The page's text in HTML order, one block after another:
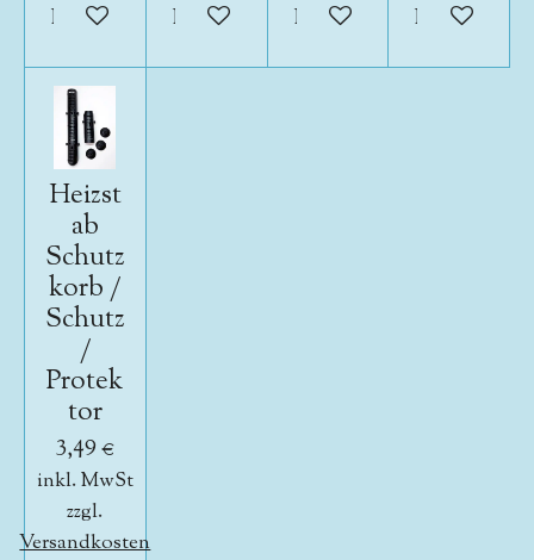
In den WarenkorbIn den WarenkorbIn den Warenkorb
In den
Heizst
ab
Schutz
korb /
Schutz
/
Protek
tor
3,49 €
inkl. MwSt
zzgl.
Versandkosten